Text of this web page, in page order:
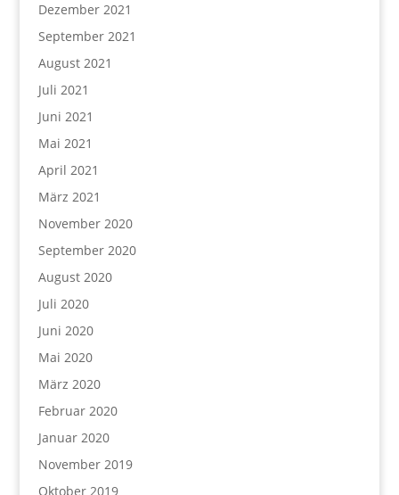
Dezember 2021
September 2021
August 2021
Juli 2021
Juni 2021
Mai 2021
April 2021
März 2021
November 2020
September 2020
August 2020
Juli 2020
Juni 2020
Mai 2020
März 2020
Februar 2020
Januar 2020
November 2019
Oktober 2019